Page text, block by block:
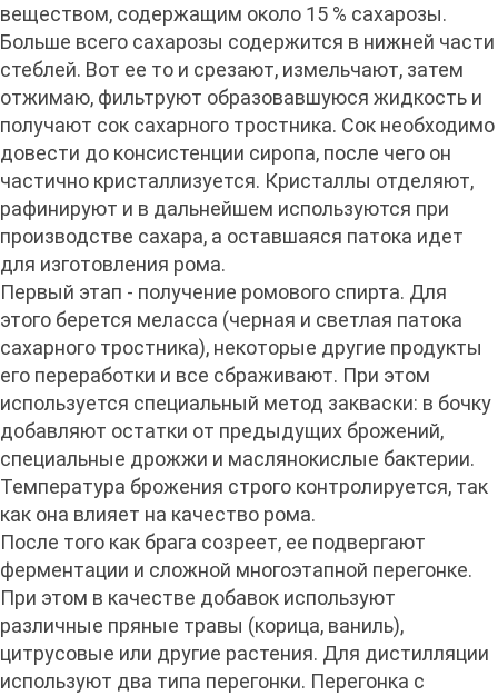
веществом, содержащим около 15 % сахарозы.
Больше всего сахарозы содержится в нижней части
стеблей. Вот ее то и срезают, измельчают, затем
отжимаю, фильтруют образовавшуюся жидкость и
получают сок сахарного тростника. Сок необходимо
довести до консистенции сиропа, после чего он
частично кристаллизуется. Кристаллы отделяют,
рафинируют и в дальнейшем используются при
производстве сахара, а оставшаяся патока идет
для изготовления рома.
Первый этап - получение ромового спирта. Для
этого берется меласса (черная и светлая патока
сахарного тростника), некоторые другие продукты
его переработки и все сбраживают. При этом
используется специальный метод закваски: в бочку
добавляют остатки от предыдущих брожений,
специальные дрожжи и маслянокислые бактерии.
Температура брожения строго контролируется, так
как она влияет на качество рома.
После того как брага созреет, ее подвергают
ферментации и сложной многоэтапной перегонке.
При этом в качестве добавок используют
различные пряные травы (корица, ваниль),
цитрусовые или другие растения. Для дистилляции
используют два типа перегонки. Перегонка с